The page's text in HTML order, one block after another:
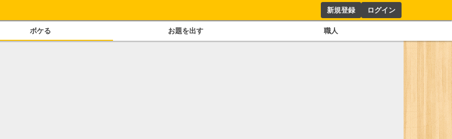
新規登録 ログイン
ボケる お題を出す 職人